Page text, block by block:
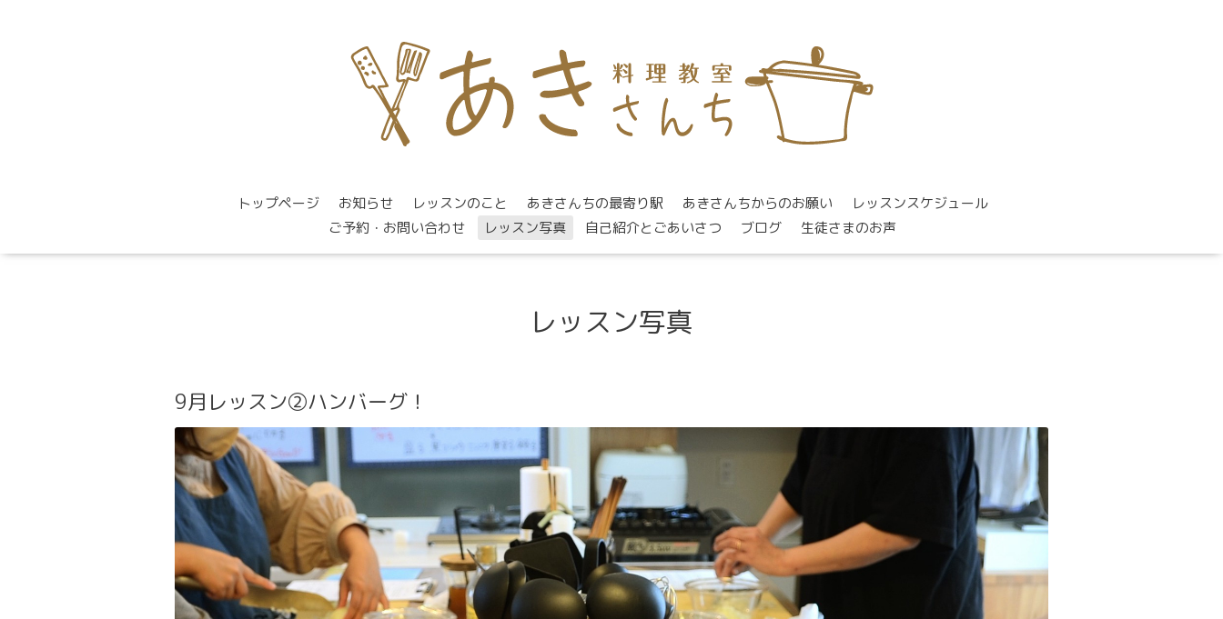
トップページ お知らせ レッスンのこと あきさんちの最寄り駅 あきさんちからのお願い
レッスンスケジュール
ご予約・お問い合わせ
レッスン写真 自己紹介とごあいさつ ブログ 生徒さまのお声
レッスン写真
9月レッスン②ハンバーグ！